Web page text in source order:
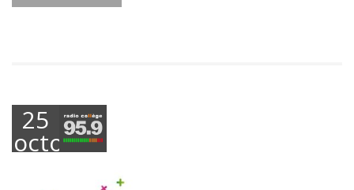
25
octobre